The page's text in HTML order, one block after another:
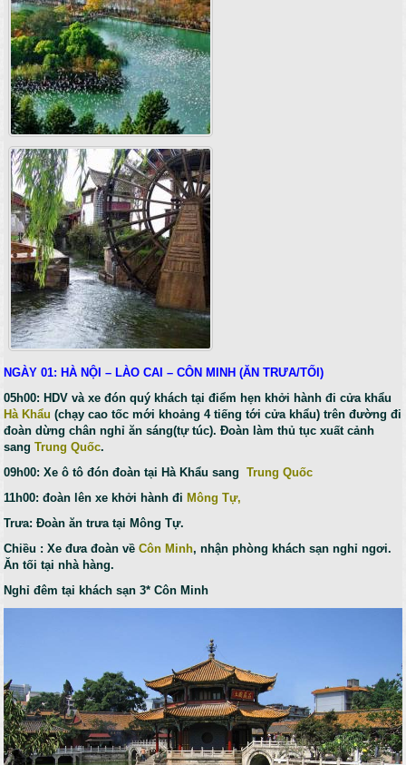
NGÀY 01: HÀ NỘI – LÀO CAI – CÔN MINH (ĂN TRƯA/TỐI)
05h00: HDV và xe đón quý khách tại điểm hẹn khởi hành đi cửa khẩu
Hà Khẩu (chạy cao tốc mới khoảng 4 tiếng tới cửa khẩu) trên đường đi
đoàn dừng chân nghỉ ăn sáng(tự túc). Đoàn làm thủ tục xuất cảnh
sangTrung Quốc.
09h00: Xe ô tô đón đoàn tại Hà Khẩu sangTrung Quốc
11h00: đoàn lên xe khởi hành đi Mông Tự,
Trưa: Đoàn ăn trưa tại Mông Tự.
Chiều : Xe đưa đoàn vềCôn Minh, nhận phòng khách sạn nghỉ ngơi.
Ăn tối tại nhà hàng.
Nghỉ đêm tại khách sạn 3* Côn Minh